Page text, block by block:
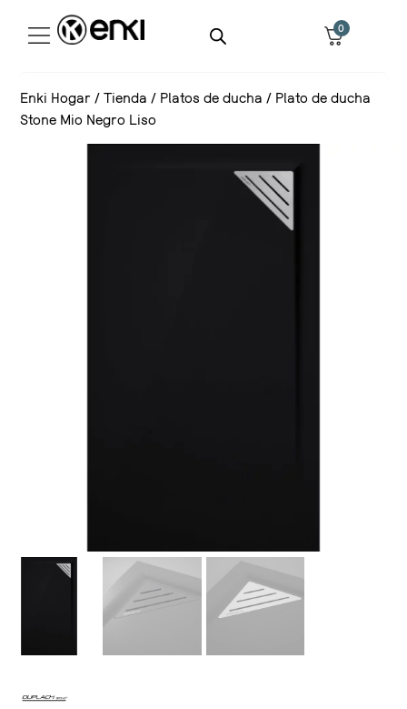
0
Enki Hogar / Tienda / Platos de ducha / Plato de ducha
Stone Mio Negro Liso